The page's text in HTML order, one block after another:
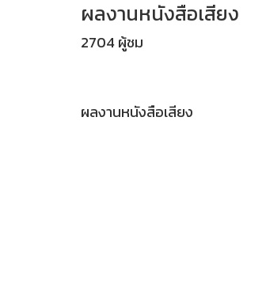
ผลงานหนังสือเสียง
2704 ผู้ชม
ผลงานหนังสือเสียง